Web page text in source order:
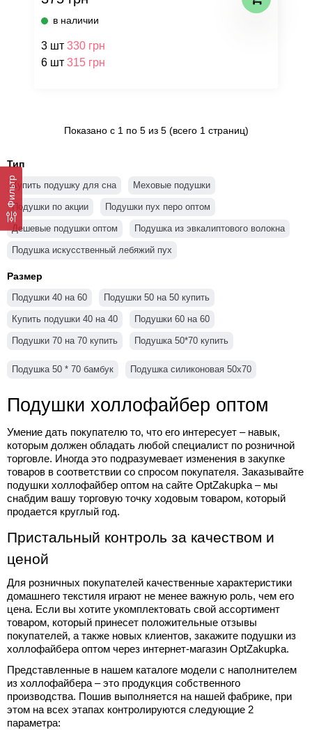
Фильтр
в наличии
3 шт 330 грн
6 шт 315 грн
Показано с 1 по 5 из 5 (всего 1 страниц)
Тип
Купить подушку для сна Меховые подушки
Подушки по акции Подушки пух перо оптом
Дешевые подушки оптом Подушка из эвкалиптового волокна
Подушка искусственный лебяжий пух
Купить силиконовые подушки
Подушки ортопедические оптом Подушки бамбуковые оптом
Размер
Подушки 40 на 60 Подушки 50 на 50 купить
Купить подушки 40 на 40 Подушки 60 на 60
Подушки 70 на 70 купить Подушка 50*70 купить
Подушка 50 * 70 бамбук Подушка силиконовая 50х70
Подушки холлофайбер оптом
Умение дать покупателю то, что его интересует – навык,
которым должен обладать любой специалист по розничной
торговле. Иногда это подразумевает изменения в закупке
подушки холлофайбер оптом на сайте OptZakupka – мы
снабдим вашу торговую точку ходовым товаром, который
продается круглый год.
Пристальный контроль за качеством и
ценой
Для розничных покупателей качественные характеристики
домашнего текстиля играют не менее важную роль, чем его
цена. Если вы хотите укомплектовать свой ассортимент
товаром, который принесет положительные отзывы
покупателей, а также новых клиентов, закажите подушки
холлофайбера оптом через интернет-магазин OptZakupka.
Представленные в нашем каталоге модели с наполнителем
из холлофайбера – это продукция собственного
производства. Пошив выполняется на нашей фабрике, при
этом на всех этапах контролируются следующие 2
параметра: